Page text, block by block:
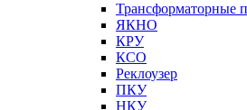
Трансформаторные
ЯКНО
КРУ
КСО
Реклоузер
ПКУ
НКУ